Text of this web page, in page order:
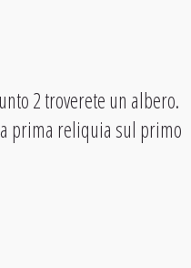
2 troverete un albero.
prima reliquia sul primo